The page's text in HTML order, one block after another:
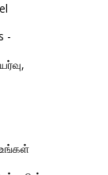
-
உங்கள்